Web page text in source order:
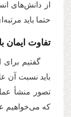
از دانش‌های
حتما باید
تفاوت ایمان
گفتیم برای
باید نسبت
تصور منشأ
که می‌خواهیم